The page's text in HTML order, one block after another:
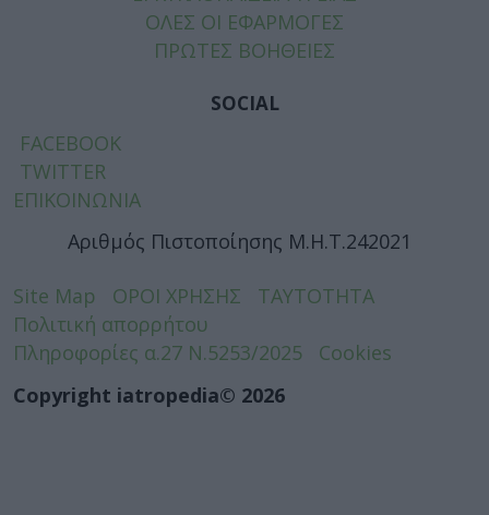
ΟΛΕΣ ΟΙ ΕΦΑΡΜΟΓΕΣ
ΠΡΩΤΕΣ ΒΟΗΘΕΙΕΣ
SOCIAL
FACEBOOK
TWITTER
ΕΠΙΚΟΙΝΩΝΙΑ
Αριθμός Πιστοποίησης Μ.Η.Τ.242021
Site Map ΟΡΟΙ ΧΡΗΣΗΣ
ΤΑΥΤΟΤΗΤΑ
Πολιτική απορρήτου
Πληροφορίες α.27 Ν.5253/2025
Cookies
Copyright iatropedia© 2026